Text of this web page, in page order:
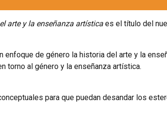
arte y la enseñanza artística es el título del
enfoque de género la historia del arte y la
torno al género y la enseñanza artística.
para que puedan desandar los